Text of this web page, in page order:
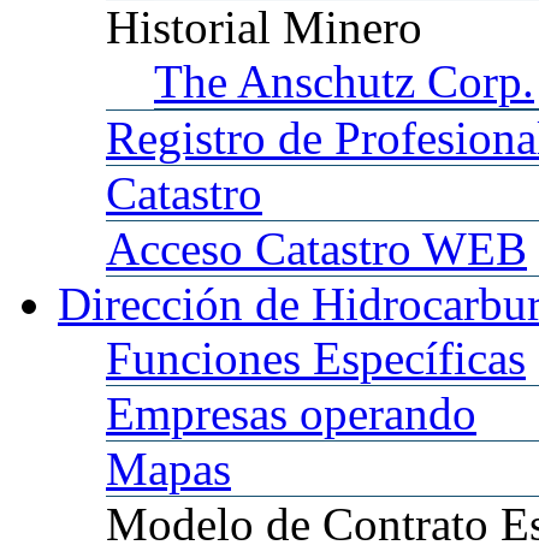
Historial Minero
The Anschutz Corp.
Registro de
Catastro
Acceso Catastro WEB
Dirección de
Funciones Específicas
Empresas operando
Mapas
Modelo de Contrato